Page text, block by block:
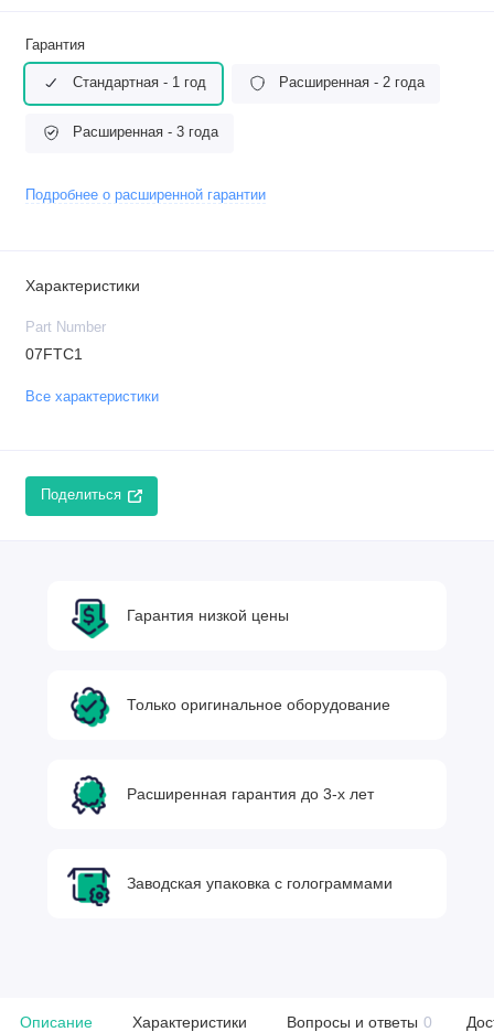
Гарантия
Стандартная - 1 год Расширенная - 2 года
Расширенная - 3 года
Подробнее о расширенной гарантии
Характеристики
Part Number
07FTC1
Все характеристики
Поделиться
Гарантия низкой цены
Только оригинальное оборудование
Расширенная гарантия до 3-х лет
Заводская упаковка с голограммами
Описание Характеристики Вопросы и ответы 0